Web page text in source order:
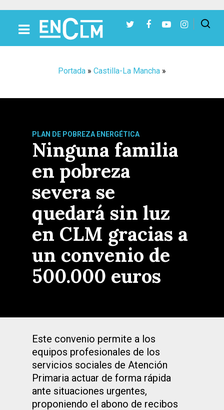
Portada » Castilla-La Mancha »
PLAN DE POBREZA ENERGÉTICA
Ninguna familia
en pobreza
severa se
quedará sin luz
en CLM gracias a
un convenio de
500.000 euros
Este convenio permite a los
equipos profesionales de los
servicios sociales de Atención
Primaria actuar de forma rápida
ante situaciones urgentes,
proponiendo el abono de recibos